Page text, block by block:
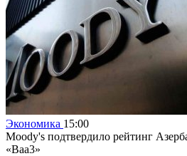
Экономика 15:00
Moody's подтвердило рейтинг
«Baa3»